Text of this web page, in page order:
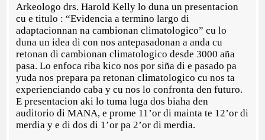
Arkeologo drs. Harold Kelly lo duna un presentacion
cu e titulo : “Evidencia a termino largo di
adaptacionnan na cambionan climatologico” cu lo
duna un idea di con nos antepasadonan a anda cu
retonan di cambionan climatologico desde 3000 aña
pasa. Lo enfoca riba kico nos por siña di e pasado pa
yuda nos prepara pa retonan climatologico cu nos ta
experienciando caba y cu nos lo confronta den futuro.
E presentacion aki lo tuma luga dos biaha den
auditorio di MANA, e prome 11’or di mainta te 12’or di
merdia y e di dos di 1’or pa 2’or di merdia.